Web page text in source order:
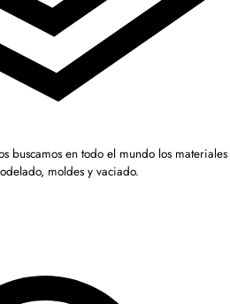
buscamos en todo el mundo los materiales
moldes y vaciado.